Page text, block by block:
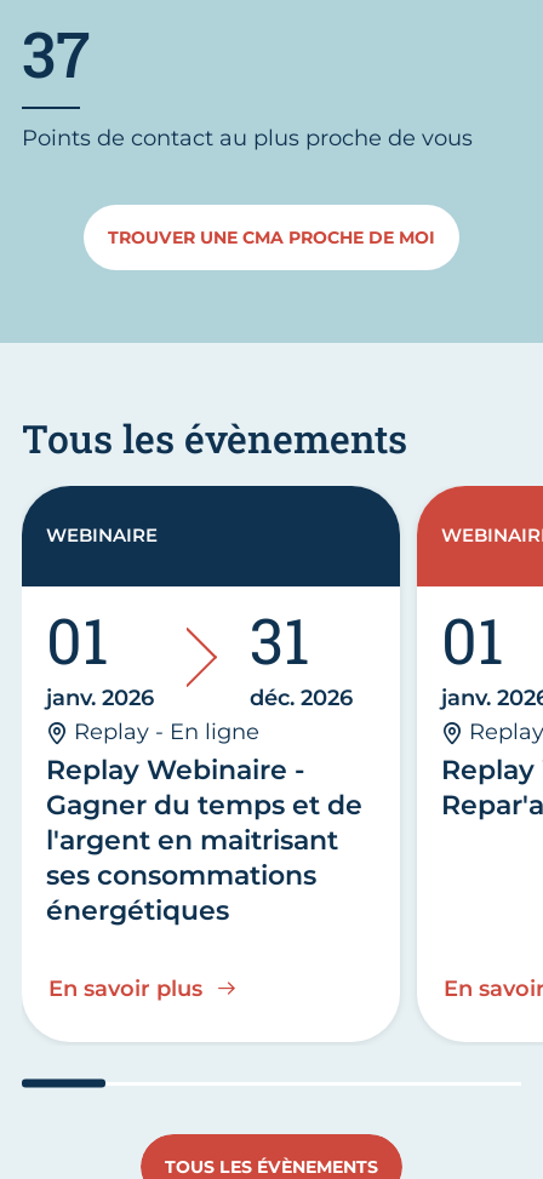
37
Points de contact au plus proche de vous
TROUVER UNE CMA PROCHE DE MOI
Tous les évènements
Replay Webinaire -
Gagner du temps et de
l'argent en maitrisant
ses consommations
énergétiques
01
janv. 2026
31
déc. 2026
Replay - En ligne
En savoir plus
WEBINAIRE
01
janv.
En
TOUS LES ÉVÈNEMENTS